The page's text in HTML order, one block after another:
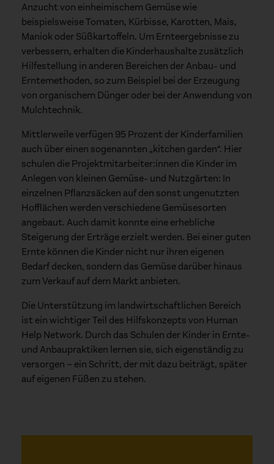
Anzucht von einheimischem Gemüse wie
beispielsweise Tomaten, Kürbisse, Karotten, Mais,
Maniok oder Süßkartoffeln. Um Ernteergebnisse zu
verbessern, erhalten die Kinderhaushalte zusätzlich
Hilfestellung in anderen Bereichen der Anbau- und
Erntemethoden, so zum Beispiel bei der Erzeugung
von organischem Dünger oder bei der Anwendung von
Mulchtechnik.
Mittlerweile verfügen 95 Prozent der Kinderfamilien
auch über einen sogenannten „kitchen garden“. Hier
schulen die Projektmitarbeiter:innen die Kinder im
Anlegen von kleinen Gemüse- und Nutzgärten: In
einzelnen Pflanzsäcken auf den sonst ungenutzten
Hofflächen werden verschiedene Gemüsesorten
angebaut. Auch damit konnte eine erhebliche
Steigerung der Erträge erzielt werden. Bei einer guten
Ernte können die Kinder nicht nur ihren eigenen
Bedarf decken, sondern das Gemüse darüber hinaus
zum Verkauf auf dem Markt anbieten.
Die Unterstützung im landwirtschaftlichen Bereich
ist ein wichtiger Teil des Hilfskonzepts von Human
Help Network. Durch das Schulen der Kinder in Ernte-
und Anbaupraktiken lernen sie, sich eigenständig zu
versorgen – ein Schritt, der mit dazu beiträgt, später
auf eigenen Füßen zu stehen.